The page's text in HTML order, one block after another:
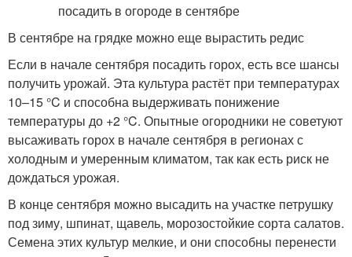
В сентябре на грядке можно еще вырастить редис
Если в начале сентября посадить горох, есть все шансы
получить урожай. Эта культура растёт при температурах
10–15 °C и способна выдерживать понижение
температуры до +2 °C. Опытные огородники не советуют
высаживать горох в начале сентября в регионах с
холодным и умеренным климатом, так как есть риск не
дождаться урожая.
В конце сентября можно высадить на участке петрушку
под зиму, шпинат, щавель, морозостойкие сорта салатов.
Семена этих культур мелкие, и они способны перенести